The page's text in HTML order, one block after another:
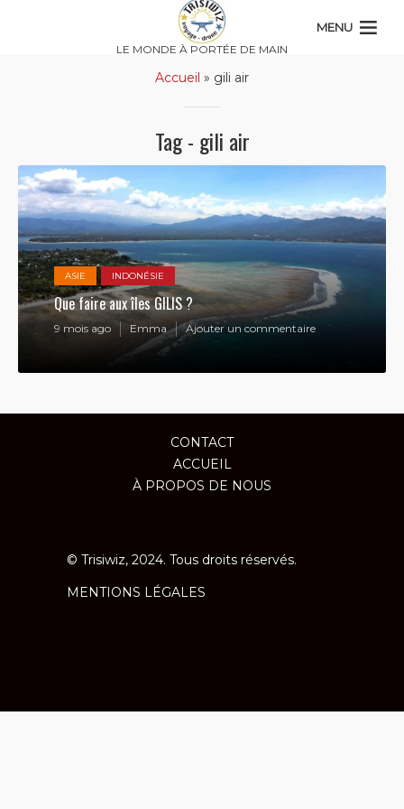
LE MONDE À PORTÉE DE MAIN
MENU
Accueil » gili air
Tag - gili air
ASIE INDONÉSIE
Que faire aux îles GILIS ?
9 mois ago Emma Ajouter un commentaire
CONTACT
ACCUEIL
À PROPOS DE NOUS
© Trisiwiz, 2024. Tous droits réservés.
MENTIONS LÉGALES